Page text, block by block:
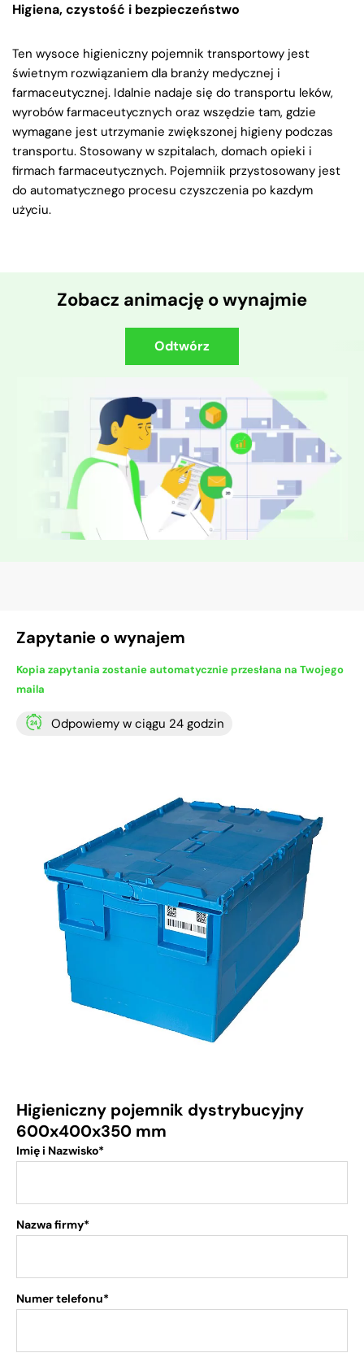
Higiena, czystość i bezpieczeństwo
Ten wysoce higieniczny pojemnik transportowy jest
świetnym rozwiązaniem dla branży medycznej i
farmaceutycznej. Idalnie nadaje się do transportu leków,
wyrobów farmaceutycznych oraz wszędzie tam, gdzie
wymagane jest utrzymanie zwiększonej higieny podczas
transportu. Stosowany w szpitalach, domach opieki i
firmach farmaceutycznych. Pojemniik przystosowany jest
do automatycznego procesu czyszczenia po kazdym
użyciu.
Zobacz animację o wynajmie
Odtwórz
Zapytanie o wynajem
Kopia zapytania zostanie automatycznie przesłana na Twojego
maila
Odpowiemy w ciągu 24 godzin
Higieniczny pojemnik dystrybucyjny
600x400x350 mm
Imię i Nazwisko*
Nazwa firmy*
Numer telefonu*